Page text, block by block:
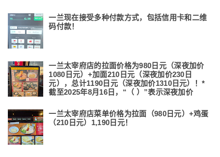
一兰现在接受多种付款方式，包括信用卡和二维
码付款！
一兰太宰府店的拉面价格为980日元（深夜加价
1080日元）+加面210日元（深夜加价230日
元），总计1190日元（深夜加价1310日元）！*
截至2025年8月16日，“（ ）”表示深夜加价
一兰太宰府店菜单价格为拉面（980日元）+鸡蛋
（210日元）1,190日元！